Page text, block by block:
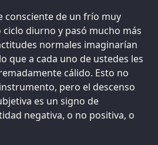
consciente de un frío muy
diurno y pasó mucho más
normales imaginarían
que a cada uno de ustedes les
cálido. Esto no
pero el descenso
es un signo de
negativa, o no positiva, o